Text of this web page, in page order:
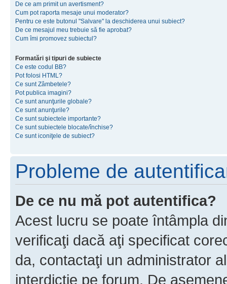
De ce am primit un avertisment?
Cum pot raporta mesaje unui moderator?
Pentru ce este butonul "Salvare" la deschiderea unui subiect?
De ce mesajul meu trebuie să fie aprobat?
Cum îmi promovez subiectul?
Formatări şi tipuri de subiecte
Ce este codul BB?
Pot folosi HTML?
Ce sunt Zâmbetele?
Pot publica imagini?
Ce sunt anunţurile globale?
Ce sunt anunţurile?
Ce sunt subiectele importante?
Ce sunt subiectele blocate/închise?
Ce sunt iconiţele de subiect?
Probleme de
De ce nu mă pot autentifica?
Acest lucru se poate întâmpla
verificaţi dacă aţi specificat
da, contactaţi un administrator
interdicţie pe forum. De